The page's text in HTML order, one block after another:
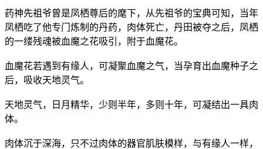
药神先祖爷曾是凤栖尊后的麾下，从先祖爷的宝典可知，当年
凤栖吃了他专门炼制的丹药，肉体死亡，丹田被夺之后，凤栖
的一缕残魂被血魔之花吸引，附于血魔花。
血魔花若遇到有缘人，可凝聚血魔之气，当孕育出血魔种子之
后，吸收天地灵气。
天地灵气，日月精华，少则半年，多则十年，可凝结出一具肉
体。
肉体沉于深海，只不过肉体的器官肌肤模样，与有缘人一样，